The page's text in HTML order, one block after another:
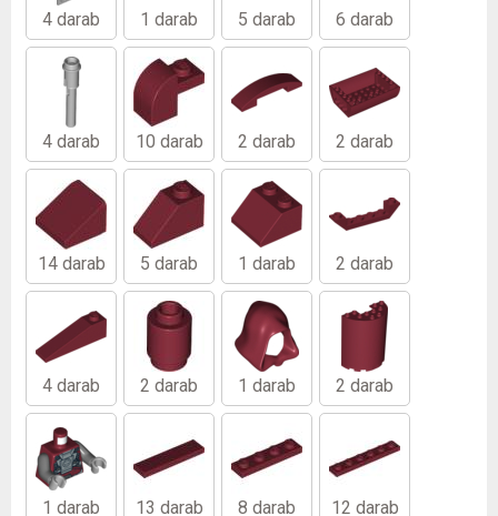
4 darab 1 darab 5 darab 6 darab
4 darab 10 darab 2 darab 2 darab
14 darab 5 darab 1 darab 2 darab
4 darab 2 darab 1 darab 2 darab
1 darab 13 darab 8 darab 12 darab